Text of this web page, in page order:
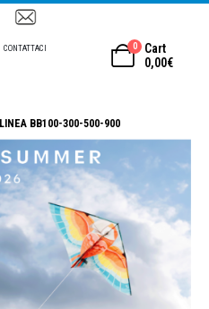
CONTATTACI 0
Cart
0,00€
LINEA BB100-300-500-900